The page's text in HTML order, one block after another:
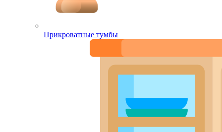
Прикроватные тумбы